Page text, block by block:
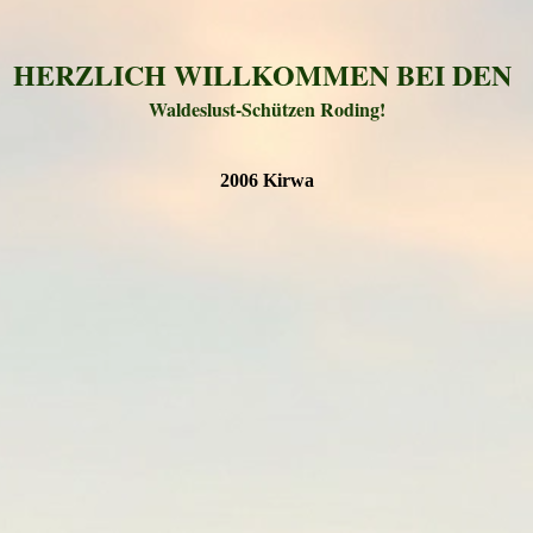
HERZLICH WILLKOMMEN BEI DEN
Waldeslust-Schützen Roding!
2006 Kirwa